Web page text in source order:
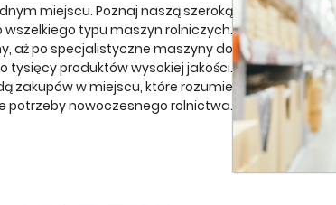
miejscu. Poznaj naszą szeroką
typu maszyn rolniczych.
aż po specjalistyczne maszyny do
produktów wysokiej jakości.
zakupów w miejscu, które rozumie
potrzeby nowoczesnego rolnictwa.